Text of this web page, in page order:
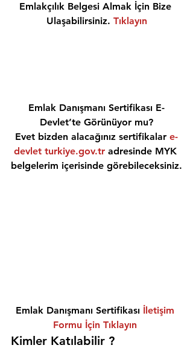
Emlakçılık Belgesi Almak İçin Bize
Ulaşabilirsiniz. Tıklayın
Emlak Danışmanı Sertifikası E-
Devlet’te Görünüyor mu?
Evet bizden alacağınız sertifikalar e-
devlet turkiye.gov.tr adresinde MYK
belgelerim içerisinde görebileceksiniz.
Emlak Danışmanı Sertifikası İletişim
Formu İçin Tıklayın
Kimler Katılabilir ?